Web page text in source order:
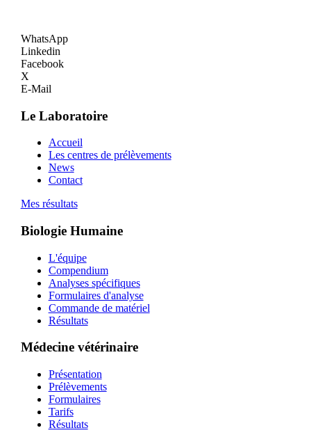
WhatsApp
Linkedin
Facebook
X
E-Mail
Le Laboratoire
Accueil
Les centres de prélèvements
News
Contact
Mes résultats
Biologie Humaine
L'équipe
Compendium
Analyses spécifiques
Formulaires d'analyse
Commande de matériel
Résultats
Médecine vétérinaire
Présentation
Prélèvements
Formulaires
Tarifs
Résultats